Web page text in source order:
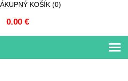
KOŠÍK (0)
0.00 €